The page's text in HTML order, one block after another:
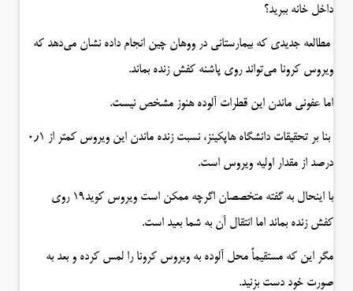
داخل خانه ببرید؟
مطالعه جدیدی که بیمارستانی در ووهان چین انجام داده نشان می‌دهد که
ویروس کرونا می‌تواند روی پاشنه کفش زنده بماند.
اما عفونی ماندن این قطرات آلوده هنوز مشخص نیست.
بنا بر تحقیقات دانشگاه هاپکینز، نسبت زنده ماندن این ویروس کمتر از ۰٫۱
درصد از مقدار اولیه ویروس است.
با اینحال به گفته متخصصان اگرچه ممکن است ویروس کوید۱۹ روی
کفش زنده بماند اما انتقال آن به شما بعید است.
مگر این که مستقیماً محل آلوده به ویروس کرونا را لمس کرده و بعد به
صورت خود دست بزنید.